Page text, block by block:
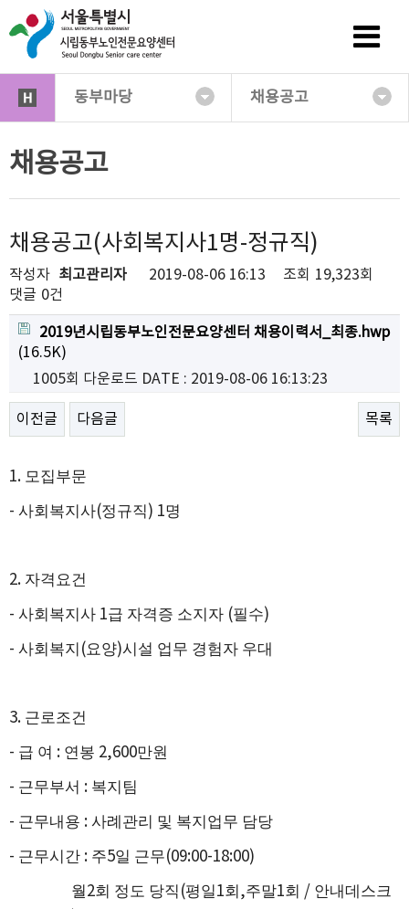
동부마당 채용공고
채용공고
채용공고(사회복지사1명-정규직)
작성자 최고관리자 2019-08-06 16:13 조회 19,323회
댓글 0건
2019년시립동부노인전문요양센터 채용이력서_최종.hwp
(16.5K)
1005회 다운로드 DATE : 2019-08-06 16:13:23
이전글 다음글 목록
1. 모집부문
- 사회복지사(정규직 ) 1명
2. 자격요건
- 사회복지사 1급 자격증 소지자 (필수)
- 사회복지 (요양)시설 업무 경험자 우대
3. 근로조건
- 급 여 : 연봉 2,600만원
- 근무부서 : 복지팀
- 근무내용 : 사례관리 및 복지업무 담당
- 근무시간 : 주5일 근무(09:00-18:00)
월2회 정도 당직 (평일1회 ,주말1회 / 안내데스크